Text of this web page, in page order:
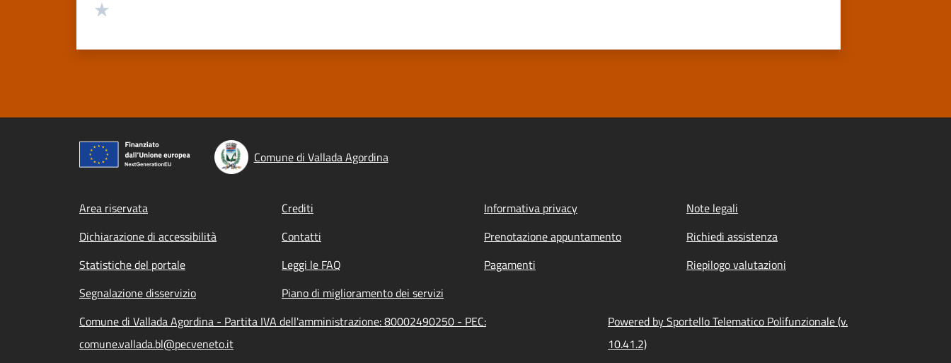
Comune di Vallada Agordina
Footer menu
Area riservata Crediti Informativa privacy
Note legali
Dichiarazione di accessibilità
Contatti Prenotazione appuntamento
Richiedi assistenza
Statistiche del portale
Leggi le FAQ Pagamenti
Riepilogo valutazioni
Segnalazione disservizio
Piano di miglioramento dei servizi
Comune di Vallada Agordina - Partita IVA dell'amministrazione: 80002490250 - PEC:
comune.vallada.bl@pecveneto.it
Powered by Sportello Telematico Polifunzionale (v.
10.41.2)